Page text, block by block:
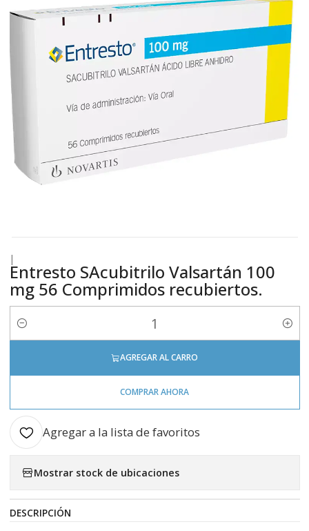
|
Entresto SAcubitrilo Valsartán 100
mg 56 Comprimidos recubiertos.
Cantidad
AGREGAR AL CARRO
COMPRAR AHORA
Agregar a la lista de favoritos
Mostrar stock de ubicaciones
DESCRIPCIÓN